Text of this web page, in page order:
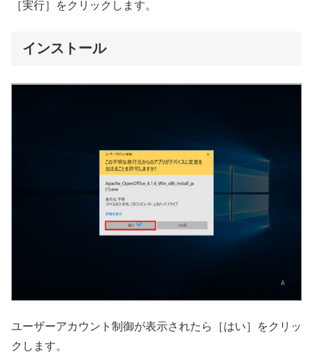
［実行］をクリックします。
インストール
ユーザーアカウント制御が表示されたら［はい］をクリッ
クします。